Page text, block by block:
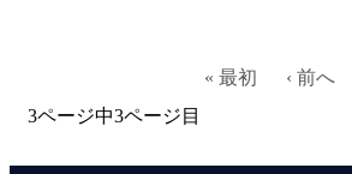
« 最初
‹ 前へ
3ページ中3ページ目